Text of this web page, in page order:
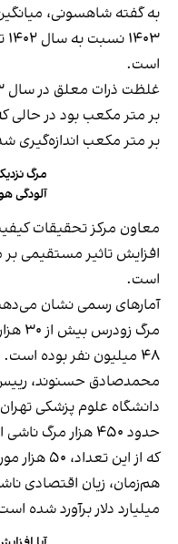
به گفته شاهسونی،
است.
بر متر مکعب اندازه‌گیری
آلودگی
معاون مرکز تحقیقات
افزایش تاثیر مستقیمی بر
است.
مرگ زودرس بیش از ۳۰ هزار نفر
۴۸ میلیون نفر بوده است.
محمدصادق حسنوند،
حدود ۴۵۰ هزار
که از این تعداد، ۵۰ هزار مورد
میلیارد دلار برآورد شده